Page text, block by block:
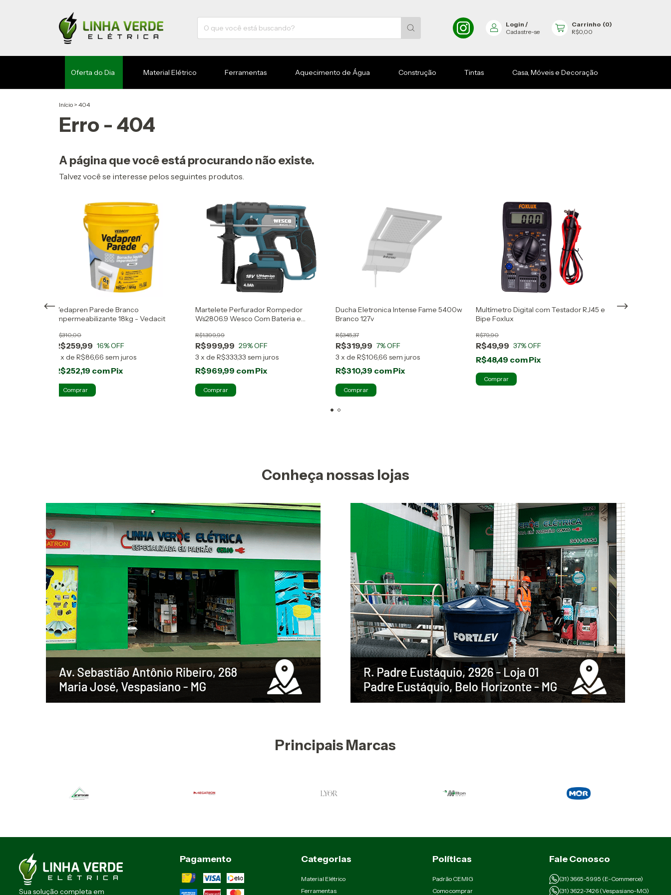
Login /
Cadastre-se
Carrinho (0)
R$0,00
Oferta do Dia Material Elétrico Ferramentas Aquecimento de Água Construção Tintas Casa, Móveis e Decoração
Início > 404
Erro - 404
A página que você está procurando não existe.
Talvez você se interesse pelos seguintes produtos.
Vedapren Parede Branco
Impermeabilizante 18kg - Vedacit
R$259,99
R$310,00
16% OFF
x de R$86,66 sem juros
R$252,19 comPix
Martelete Perfurador Rompedor
Ws2806.9 Wesco Com Bateria e
R$999,99
R$1.399,99
29% OFF
3 x de R$333,33 sem juros
R$969,99 comPix
Ducha Eletronica Intense Fame 5400w
Branco 127v
R$319,99
R$345,37
7% OFF
3 x de R$106,66 sem juros
R$310,39 comPix
Multímetro Digital com Testador RJ45 e
Bipe Foxlux
R$49,99
R$79,90
37% OFF
R$48,49 comPix
Quadro De
Conheça nossas lojas
Principais Marcas
Sua solução completa em
Pagamento Categorias
Material Elétrico
Ferramentas
Políticas
Padrão CEMIG
Como comprar
Fale Conosco
(31) 3665-5995 (E-Commerce)
(31) 3622-7426 (Vespasiano-MG)